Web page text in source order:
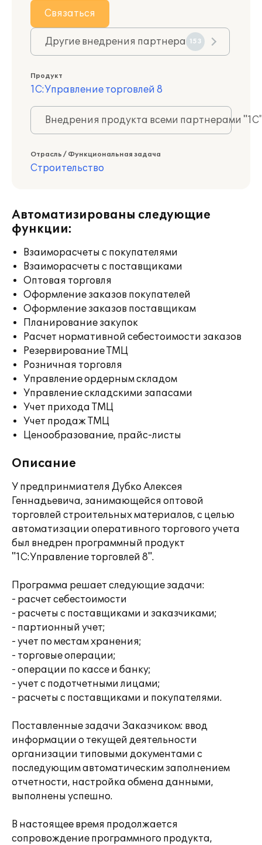
Связаться
Другие внедрения партнера 153
Продукт
1С:Управление торговлей 8
Внедрения продукта всеми партнерами
Отрасль / Функциональная задача
Строительство
Автоматизированы следующие
функции:
Взаиморасчеты с покупателями
Взаиморасчеты с поставщиками
Оптовая торговля
Оформление заказов покупателей
Оформление заказов поставщикам
Планирование закупок
Расчет нормативной себестоимости заказов
Резервирование ТМЦ
Розничная торговля
Управление ордерным складом
Управление складскими запасами
Учет прихода ТМЦ
Учет продаж ТМЦ
Ценообразование, прайс-листы
Описание
У предпринмиателя Дубко Алексея
Геннадьевича, занимающейся оптовой
торговлей строительных материалов, с целью
автоматизации оперативного торгового учета
был внедрен программный продукт
"1С:Управление торговлей 8".
Программа решает следующие задачи:
- расчет себестоимости
- расчеты с поставщиками и заказчиками;
- партионный учет;
- учет по местам хранения;
- торговые операции;
- операции по кассе и банку;
- учет с подотчетными лицами;
- расчеты с поставщиками и покупателями.
Поставленные задачи Заказчиком: ввод
информации о текущей деятельности
организации типовыми документами с
последующим автоматическим заполнением
отчетности, настройка обмена данными,
выполнены успешно.
В настоящее время продолжается
сопровождение программного продукта,